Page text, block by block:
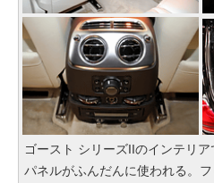
ゴースト シリーズIIのインテリ
パネルがふんだんに使われる。